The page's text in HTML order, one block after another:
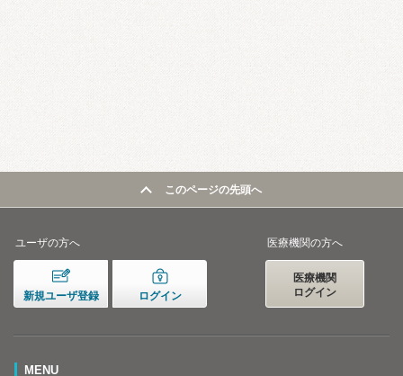
このページの先頭へ
ユーザの方へ
新規ユーザ登録 ログイン
医療機関の方へ
医療機関
ログイン
MENU